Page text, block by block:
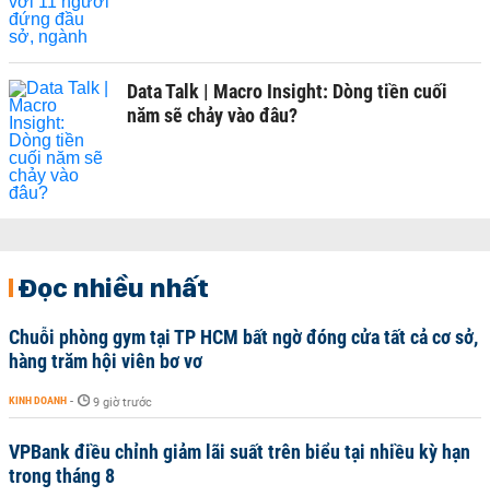
Data Talk | Macro Insight: Dòng tiền cuối
năm sẽ chảy vào đâu?
Đọc nhiều nhất
Chuỗi phòng gym tại TP HCM bất ngờ đóng cửa tất cả cơ sở,
hàng trăm hội viên bơ vơ
KINH DOANH - 9 giờ trước
VPBank điều chỉnh giảm lãi suất trên biểu tại nhiều kỳ hạn
trong tháng 8